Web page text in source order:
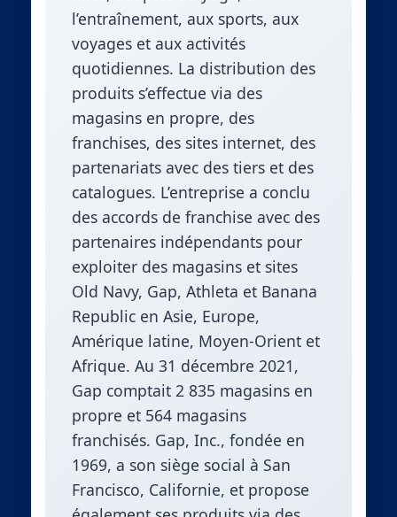
l’entraînement, aux sports, aux
voyages et aux activités
quotidiennes. La distribution des
produits s’effectue via des
magasins en propre, des
franchises, des sites internet, des
partenariats avec des tiers et des
catalogues. L’entreprise a conclu
des accords de franchise avec des
partenaires indépendants pour
exploiter des magasins et sites
Old Navy, Gap, Athleta et Banana
Republic en Asie, Europe,
Amérique latine, Moyen-Orient et
Afrique. Au 31 décembre 2021,
Gap comptait 2 835 magasins en
propre et 564 magasins
franchisés. Gap, Inc., fondée en
1969, a son siège social à San
Francisco, Californie, et propose